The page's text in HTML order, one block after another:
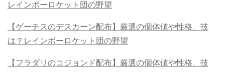
レインボーロケット団の野望
【ゲーチスのデスカーン配布】厳選の個体値や性格、技
は？レインボーロケット団の野望
【フラダリのコジョンド配布】厳選の個体値や性格、技